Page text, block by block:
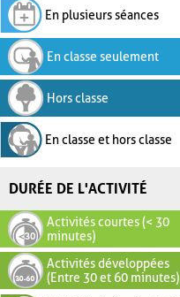
En plusieurs séances
En classe seulement
Hors classe
En classe et hors classe
DURÉE DE L'ACTIVITÉ
Activités courtes (< 30
minutes)
Activités développées
(Entre 30 et 60 minutes)